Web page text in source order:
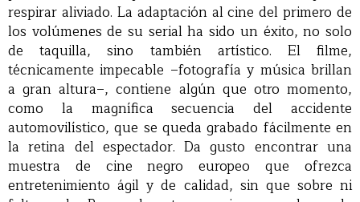
respirar aliviado. La adaptación al cine del primero de
los volúmenes de su serial ha sido un éxito, no solo
de taquilla, sino también artístico. El filme,
técnicamente impecable –fotografía y música brillan
a gran altura–, contiene algún que otro momento,
como la magnífica secuencia del accidente
automovilístico, que se queda grabado fácilmente en
la retina del espectador. Da gusto encontrar una
muestra de cine negro europeo que ofrezca
entretenimiento ágil y de calidad, sin que sobre ni